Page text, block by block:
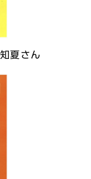
夏さん